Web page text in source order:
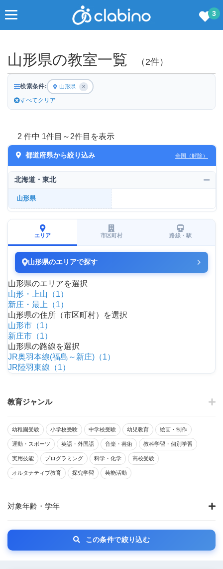
3
山形県の教室一覧 （2件）
検索条件: 山形県 ✕
すべてクリア
2 件中 1件目～2件目を表示
都道府県から絞り込み 全国（解除）
北海道・東北
山形県
エリア 市区町村 路線・駅
山形県のエリアで探す
山形県のエリアを選択
山形・上山（1）
新庄・最上（1）
山形県の住所（市区町村）を選択
山形市（1）
新庄市（1）
山形県の路線を選択
JR奥羽本線(福島～新庄)（1）
JR陸羽東線（1）
教育ジャンル
幼稚園受験 小学校受験 中学校受験 幼児教育 絵画・制作
運動・スポーツ 英語・外国語 音楽・芸術 教科学習・個別学習
実用技能 プログラミング 科学・化学 高校受験
オルタナティブ教育 探究学習 芸能活動
対象年齢・学年
この条件で絞り込む